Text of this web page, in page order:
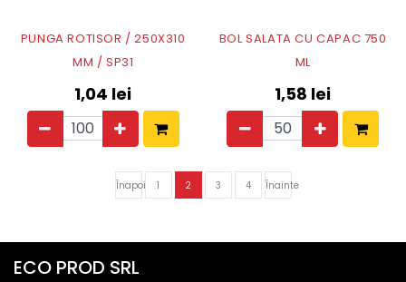
PUNGA ROTISOR / 250X310
MM / SP31
1,04 lei
BOL SALATA CU CAPAC 750
ML
1,58 lei
Înapoi 1 2 3 4 Înainte
ECO PROD SRL